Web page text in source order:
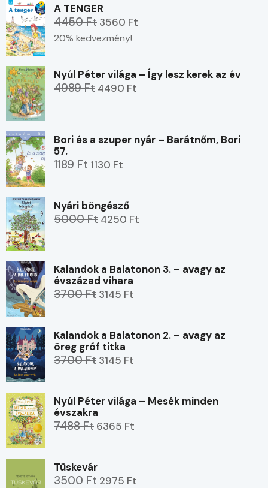
A TENGER
4450 Ft 3560 Ft
20% kedvezmény!
Nyúl Péter világa – Így lesz kerek az év
4989 Ft 4490 Ft
Bori és a szuper nyár – Barátnőm, Bori
57.
1189 Ft 1130 Ft
Nyári böngésző
5000 Ft 4250 Ft
Kalandok a Balatonon 3. – avagy az
évszázad vihara
3700 Ft 3145 Ft
Kalandok a Balatonon 2. – avagy az
öreg gróf titka
3700 Ft 3145 Ft
Nyúl Péter világa – Mesék minden
évszakra
7488 Ft 6365 Ft
Tüskevár
3500 Ft 2975 Ft